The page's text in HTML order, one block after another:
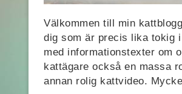
Välkommen till min
dig som är precis lika tokig
med informationstexter om
kattägare också en massa
annan rolig kattvideo.